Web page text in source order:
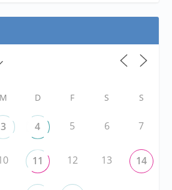
M D F S S
3 4 5 6 7
11 12 13 14